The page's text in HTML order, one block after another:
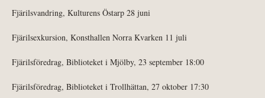
Fjärilsvandring, Kulturens Östarp 28 juni
Fjärilsexkursion, Konsthallen Norra Kvarken 11 juli
Fjärilsföredrag, Biblioteket i Mjölby, 23 september 18:00
Fjärilsföredrag, Biblioteket i Trollhättan, 27 oktober 17:30